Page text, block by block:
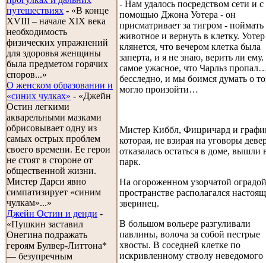
путешествиях - «В конце
XVIII – начале XIX века
необходимость
физических упражнений
для здоровья женщины
была предметом горячих
споров...»
О женском образовании и
«синих чулках» - «Джейн
Остин легкими
акварельными мазками
обрисовывает одну из
самых острых проблем
своего времени. Ее герои
не стоят в стороне от
общественной жизни.
Мистер Дарси явно
симпатизирует «синим
чулкам»...»
Джейн Остин и денди -
«Пушкин заставил
Онегина подражать
героям Булвер-Литтона*
— безупречным
- Нам удалось посредством сети и с
помощью Джона Уотера - он
присматривает за тигром - поймать
животное и вернуть в клетку. Уотер
клянется, что вечером клетка была
заперта, и я не знаю, верить ли
самое ужасное, что Чарльз
бесследно, и мы боимся думать о
могло произойти…
Мистер Киббл, Фицричард и
которая, не взирая на уговоры
отказалась остаться в доме, вышли
парк.
На огороженном узорчатой оградой
пространстве располагался
зверинец.
В большом вольере разгуливали
павлины, волоча за собой пестрые
хвосты. В соседней клетке по
искривленному стволу неведомого